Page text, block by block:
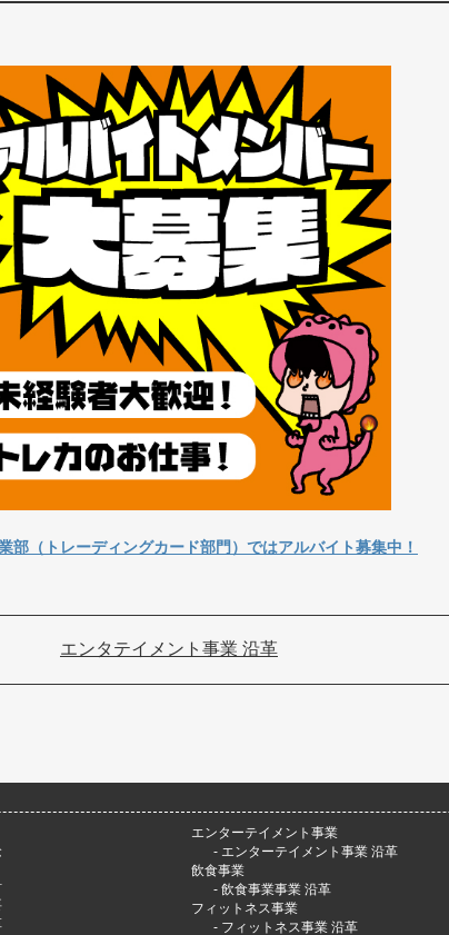
部（トレーディングカード部門）ではアルバイト募集中！
エンタテイメント事業 沿革
エンターテイメント事業
- エンターテイメント事業 沿革
飲食事業
- 飲食事業事業 沿革
フィットネス事業
- フィットネス事業 沿革